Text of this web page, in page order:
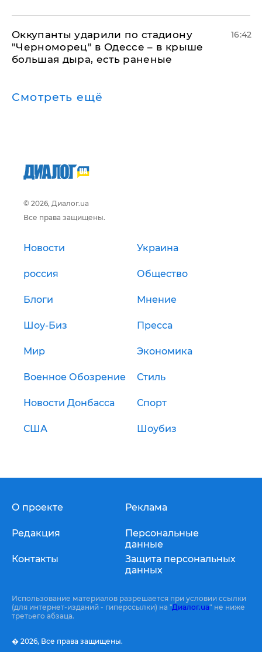
Оккупанты ударили по стадиону
"Черноморец" в Одессе – в крыше
большая дыра, есть раненые
16:42
Смотреть ещё
© 2026, Диалог.ua
Все права защищены.
Новости Украина
россия Общество
Блоги Мнение
Шоу-Биз Пресса
Мир Экономика
Военное Обозрение Стиль
Новости Донбасса Спорт
США Шоубиз
О проекте
Редакция
Контакты
Реклама
Персональные
данные
Защита персональных
данных
Использование материалов разрешается при условии ссылки
(для интернет-изданий - гиперссылки) на "Диалог.ua" не ниже
третьего абзаца.
� 2026, Все права защищены.